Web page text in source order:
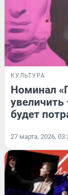
КУЛЬТУРА
Номинал
будет
27 марта, 2026,